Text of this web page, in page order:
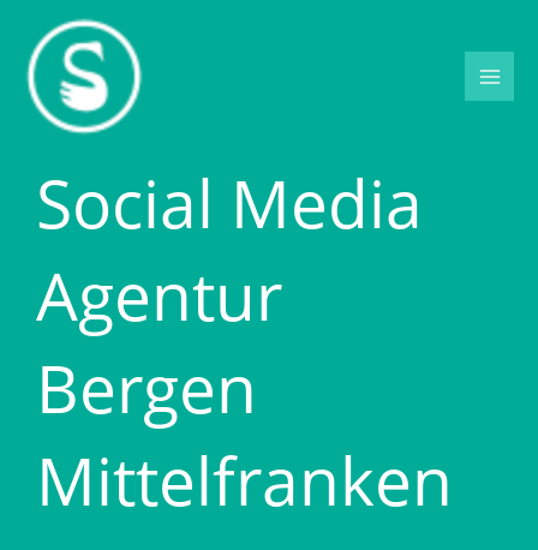
Inhalt
springen
Social Media
Agentur
Bergen
Mittelfranken